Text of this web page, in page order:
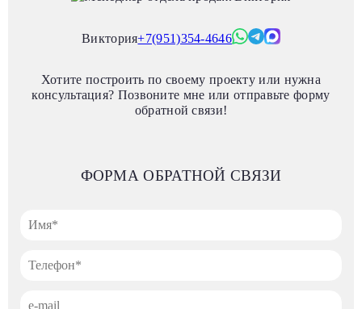
Виктория+7(951)354-4646
Хотите построить по своему проекту или нужна
консультация? Позвоните мне или отправьте форму
обратной связи!
ФОРМА ОБРАТНОЙ СВЯЗИ